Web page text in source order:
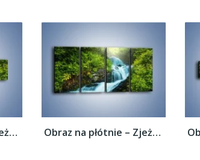
Obraz na płótnie – Zjeżdżalnia z wodospadu... Obraz na płótnie – Zjeżdżalnia z wodospadu...